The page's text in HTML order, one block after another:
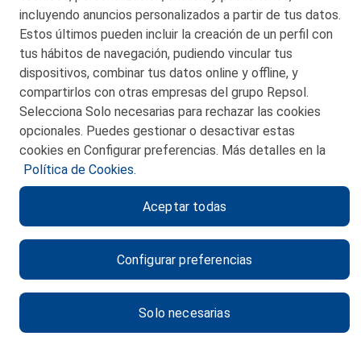
CONTACTO
MAPA WEB
POLITICA DE PRIVACIDAD
POLITICA DE COOKIES
CANAL DE ÉTICA
incluyendo anuncios personalizados a partir de tus datos.
Estos últimos pueden incluir la creación de un perfil con
tus hábitos de navegación, pudiendo vincular tus
dispositivos, combinar tus datos online y offline, y
compartirlos con otras empresas del grupo Repsol.
Selecciona Solo necesarias para rechazar las cookies
opcionales. Puedes gestionar o desactivar estas
cookies en Configurar preferencias. Más detalles en la
Política de Cookies.
Configurar preferencias
Solo necesarias
Aceptar todas